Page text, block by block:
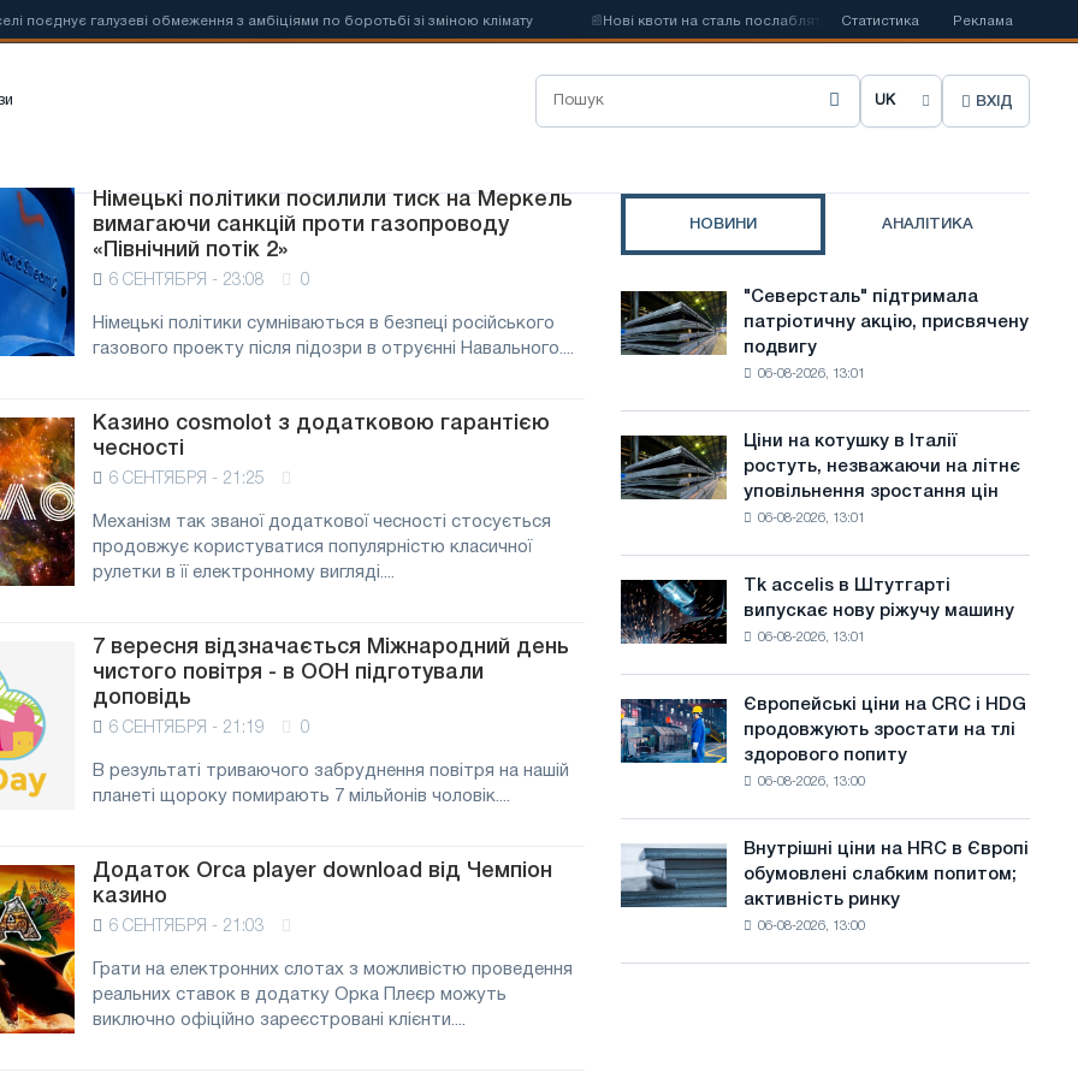
галузеві обмеження з амбіціями по боротьбі зі зміною клімату Нові квоти на сталь послаблять конкуренцію в Сполученому
Статистика Реклама
О
р
и
в
у
с
а
й
т
у
ВХІД
Німецькі політики посилили тиск на Меркель
вимагаючи санкцій проти газопроводу
«Північний потік 2»
6 СЕНТЯБРЯ - 23:08 0
Німецькі політики сумніваються в безпеці російського
газового проекту після підозри в отруєнні Навального....
Казино cosmolot з додатковою гарантією
чесності
6 СЕНТЯБРЯ - 21:25
Механізм так званої додаткової чесності стосується
продовжує користуватися популярністю класичної
рулетки в її електронному вигляді....
7 вересня відзначається Міжнародний день
чистого повітря - в ООН підготували
доповідь
6 СЕНТЯБРЯ - 21:19 0
В результаті триваючого забруднення повітря на нашій
планеті щороку помирають 7 мільйонів чоловік....
Додаток Orca player download від Чемпіон
казино
6 СЕНТЯБРЯ - 21:03
Грати на електронних слотах з можливістю проведення
реальних ставок в додатку Орка Плеєр можуть
виключно офіційно зареєстровані клієнти....
НОВИНИ АНАЛІТИКА
"Северсталь"
підтримала
патріотичну
радянської
авіації
Великої
Вітчизняної
війни
"Северсталь" підтримала
патріотичну акцію, присвячену
подвигу
06-08-2026, 13:01
Ціни
на
котушку
незважаючи
на
уповільнення
зростання
цін
Ціни на котушку в Італії
ростуть, незважаючи на літнє
уповільнення зростання цін
06-08-2026, 13:01
Tk
accelis
в
нову
ріжучу
Tk accelis в Штутгарті
випускає нову ріжучу машину
06-08-2026, 13:01
Європейські
ціни
на
продовжують
зростати
здорового
Європейські ціни на CRC і HDG
продовжують зростати на тлі
здорового попиту
06-08-2026, 13:00
Внутрішні
ціни
на
Внутрішні ціни на HRC в Європі
обумовлені слабким попитом;
активність ринку
06-08-2026, 13:00